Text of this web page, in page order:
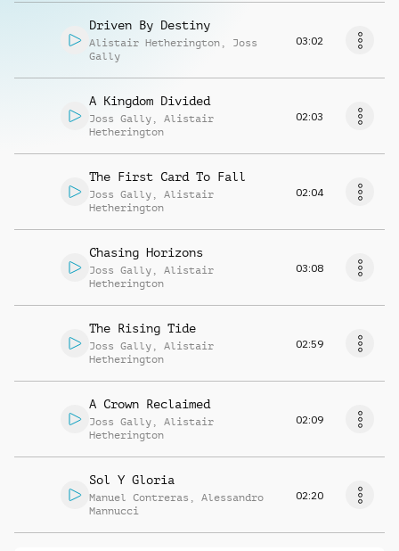
Driven By Destiny
Alistair Hetherington , Joss
Gally
03:02
A Kingdom Divided
Joss Gally , Alistair
Hetherington
02:03
The First Card To Fall
Joss Gally , Alistair
Hetherington
02:04
Chasing Horizons
Joss Gally , Alistair
Hetherington
03:08
The Rising Tide
Joss Gally , Alistair
Hetherington
02:59
A Crown Reclaimed
Joss Gally , Alistair
Hetherington
02:09
Sol Y Gloria
Manuel Contreras , Alessandro
Mannucci
02:20